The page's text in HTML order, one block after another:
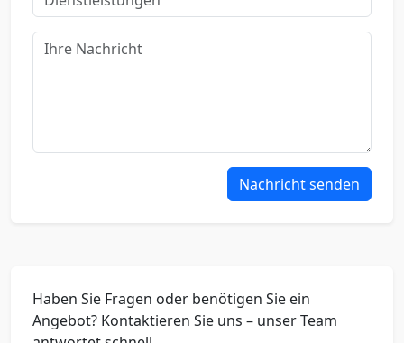
Nachricht senden
Haben Sie Fragen oder benötigen Sie ein
Angebot? Kontaktieren Sie uns – unser Team